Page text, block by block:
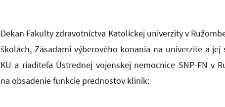
Dekan Fakulty zdravotníctva Katolíckej univerzity v
školách, Zásadami výberového konania na univerzite a
KU a riaditeľa Ústrednej vojenskej nemocnice SNP-FN v
na obsadenie funkcie prednostov kliník: